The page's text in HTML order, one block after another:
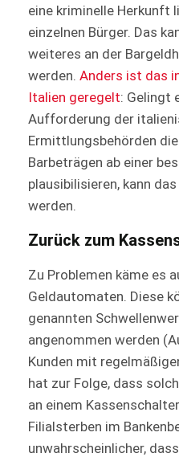
eine kriminelle Herkunft
einzelnen Bürger. Das
weiteres an der
werden. Anders ist das
Italien geregelt: Gelingt
Aufforderung der
Ermittlungsbehörden
Barbeträgen ab einer
plausibilisieren, kann
werden.
Zurück zum
Zu Problemen käme es
Geldautomaten. Diese
genannten
angenommen werden
Kunden mit
hat zur Folge, dass
an einem
Filialsterben im
unwahrscheinlicher,